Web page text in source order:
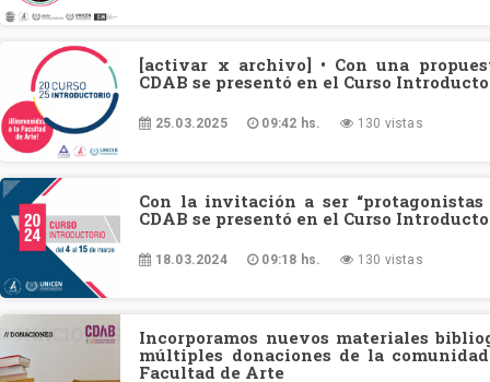
[activar x archivo] • Con una
CDAB se presentó en el Curso
25.03.2025 09:42 hs. 130 vistas
Con la invitación a ser
CDAB se presentó en el Curso
18.03.2024 09:18 hs. 130 vistas
Incorporamos nuevos materiales
múltiples donaciones de la
Facultad de Arte